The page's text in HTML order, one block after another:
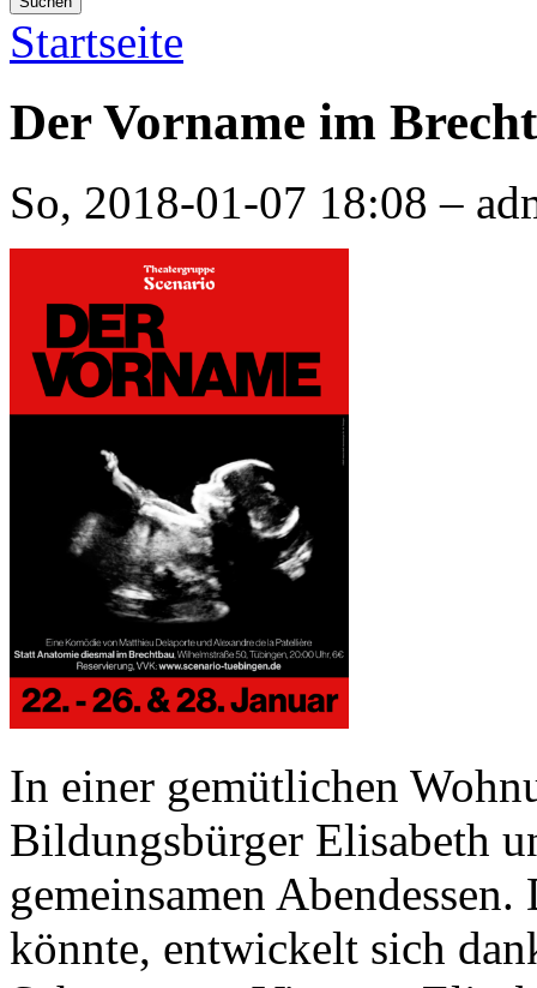
Startseite
Der Vorname im
So, 2018-01-07 18:08 –
In einer gemütlichen
Bildungsbürger Elisabeth
gemeinsamen
könnte, entwickelt sich